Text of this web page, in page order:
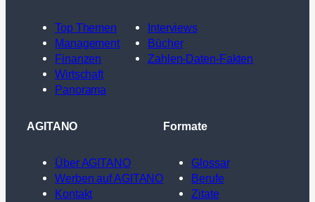
Top Themen
Management
Finanzen
Wirtschaft
Panorama
Interviews
Bücher
Zahlen-Daten-Fakten
AGITANO
Über AGITANO
Werben auf AGITANO
Kontakt
Formate
Glossar
Berufe
Zitate